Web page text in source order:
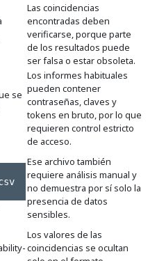
Las coincidencias
encontradas deben
verificarse, porque parte
de los resultados puede
ser falsa o estar obsoleta.
se
Los informes habituales
pueden contener
contraseñas, claves y
tokens en bruto, por lo que
requieren control estricto
de acceso.
Ese archivo también
requiere análisis manual y
no demuestra por sí solo la
presencia de datos
sensibles.
Los valores de las
coincidencias se ocultan